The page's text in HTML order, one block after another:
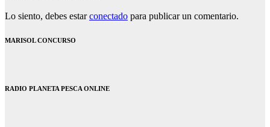
Lo siento, debes estarconectado para publicar un comentario.
MARISOL CONCURSO
RADIO PLANETA PESCA ONLINE